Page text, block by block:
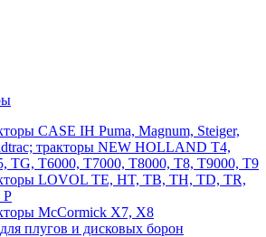
CASE IH Puma, Magnum, Steiger,
тракторы NEW HOLLAND T4,
TG, T6000, T7000, T8000, T8, T9000, T9
LOVOL TE, HT, TB, TH, TD, TR,
P
McCormick X7, X8
плугов и дисковых борон